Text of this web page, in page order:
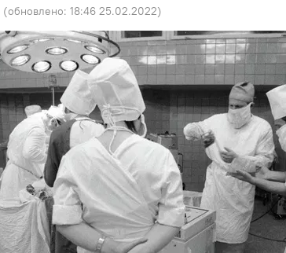
(обновлено: 18:46 25.02.2022)